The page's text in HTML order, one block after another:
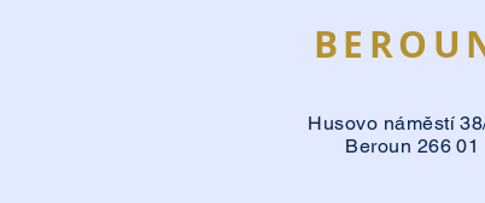
Husovo náměstí
Beroun 266 01